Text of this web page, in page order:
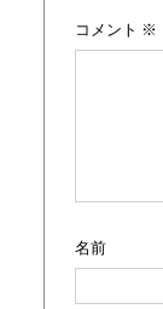
コメント ※
名前